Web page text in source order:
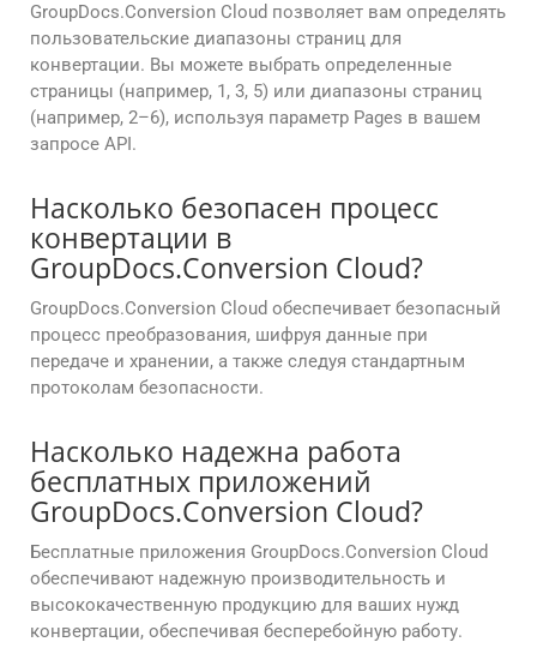
GroupDocs.Conversion Cloud позволяет вам определять
пользовательские диапазоны страниц для
конвертации. Вы можете выбрать определенные
страницы (например, 1, 3, 5) или диапазоны страниц
(например, 2–6), используя параметр Pages в вашем
запросе API.
Насколько безопасен процесс
конвертации в
GroupDocs.Conversion Cloud?
GroupDocs.Conversion Cloud обеспечивает безопасный
процесс преобразования, шифруя данные при
передаче и хранении, а также следуя стандартным
протоколам безопасности.
Насколько надежна работа
бесплатных приложений
GroupDocs.Conversion Cloud?
Бесплатные приложения GroupDocs.Conversion Cloud
обеспечивают надежную производительность и
высококачественную продукцию для ваших нужд
конвертации, обеспечивая бесперебойную работу.